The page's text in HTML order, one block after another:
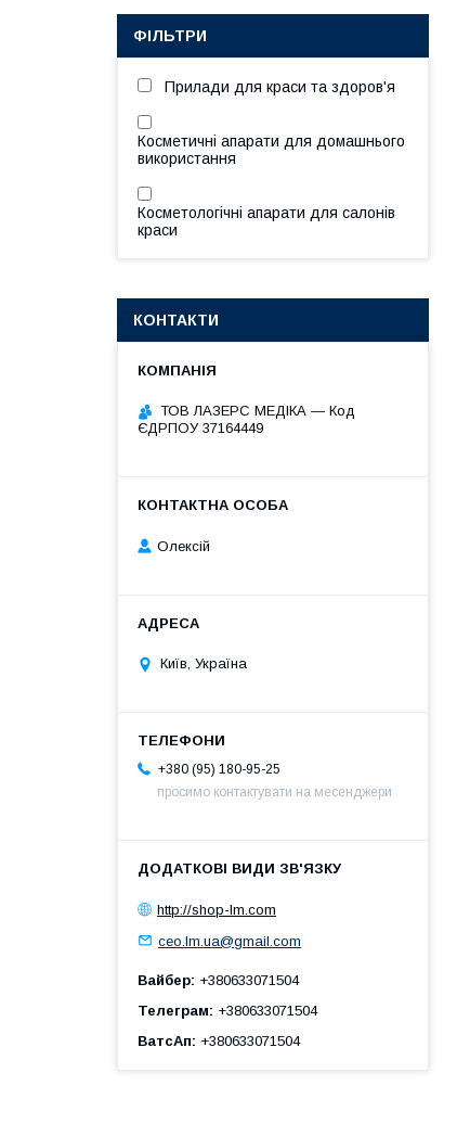
ФІЛЬТРИ
Прилади для краси та здоров'я
Косметичні апарати для домашнього
використання
Косметологічні апарати для салонів
краси
КОНТАКТИ
ТОВ ЛАЗЕРС МЕДІКА — Код
ЄДРПОУ 37164449
Олексій
Київ, Україна
+380 (95) 180-95-25
просимо контактувати на месенджери
http://shop-lm.com
ceo.lm.ua@gmail.com
Вайбер +380633071504
Телеграм
+380633071504
ВатсАп
+380633071504